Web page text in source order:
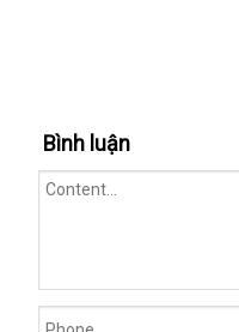
Bình luận